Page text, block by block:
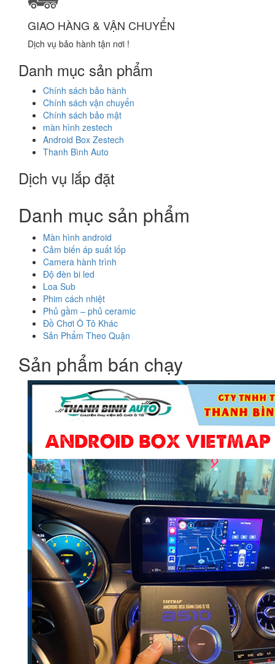
GIAO HÀNG & VẬN CHUYỂN
Dịch vụ bảo hành tận nơi !
Danh mục sản phẩm
Chính sách bảo hành
Chính sách vận chuyển
Chính sách bảo mật
màn hình zestech
Android Box Zestech
Thanh Bình Auto
Dịch vụ lắp đặt
Danh mục sản phẩm
Màn hình android
Cảm biến áp suất lốp
Camera hành trình
Độ đèn bi led
Loa Sub
Phim cách nhiệt
Phủ gầm – phủ ceramic
Đồ Chơi Ô Tô Khác
Sản Phẩm Theo Quận
Sản phẩm bán chạy